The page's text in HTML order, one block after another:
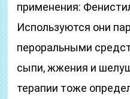
применения:
Используются они
пероральными
сыпи, жжения и
терапии тоже